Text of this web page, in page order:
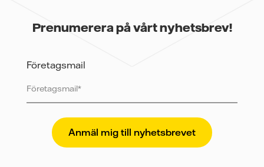
Prenumerera på vårt nyhetsbrev!
Företagsmail
Vattenfall skyddar och respekterar din integritet. För
att Vattenfalls storföretagsförsäljning ska kunna
skicka nyhetsbrevet till dig, behöver vi dina uppgifter.